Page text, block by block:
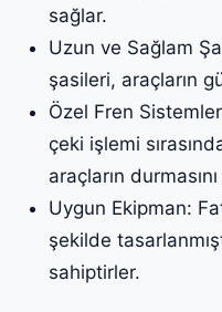
sağlar.
Uzun ve Sağlam
şasileri, araçların
Özel Fren
çeki işlemi
araçların
Uygun Ekipman:
şekilde
sahiptirler.